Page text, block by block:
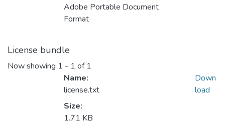
Adobe Portable Document
Format
License bundle
Now showing 1 - 1 of 1
Name:
license.txt
Size:
1.71 KB
Down
load